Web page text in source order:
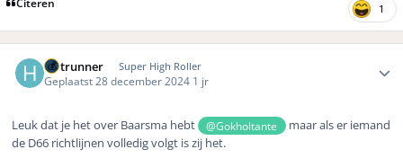
1
Hotrunner Super High Roller
Geplaatst 28 december 2024 1 jr
Leuk dat je het over Baarsma hebt @Gokholtante
maar als er iemand
de D66 richtlijnen volledig volgt is zij het.